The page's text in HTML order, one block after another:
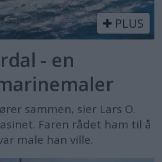
PLUS
- en
sammen, sier Lars O.
Faren rådet ham til å
male han ville.